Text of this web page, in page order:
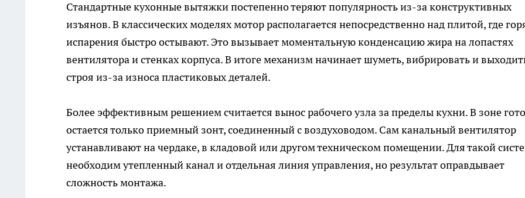
Стандартные кухонные вытяжки постепенно теряют популярность из-за конструктивных
изъянов. В классических моделях мотор располагается непосредственно над плитой, где
испарения быстро остывают. Это вызывает моментальную конденсацию жира на лопастях
вентилятора и стенках корпуса. В итоге механизм начинает шуметь, вибрировать и
строя из-за износа пластиковых деталей.
Более эффективным решением считается вынос рабочего узла за пределы кухни. В зоне
остается только приемный зонт, соединенный с воздуховодом. Сам канальный вентилятор
устанавливают на чердаке, в кладовой или другом техническом помещении. Для такой
необходим утепленный канал и отдельная линия управления, но результат оправдывает
сложность монтажа.